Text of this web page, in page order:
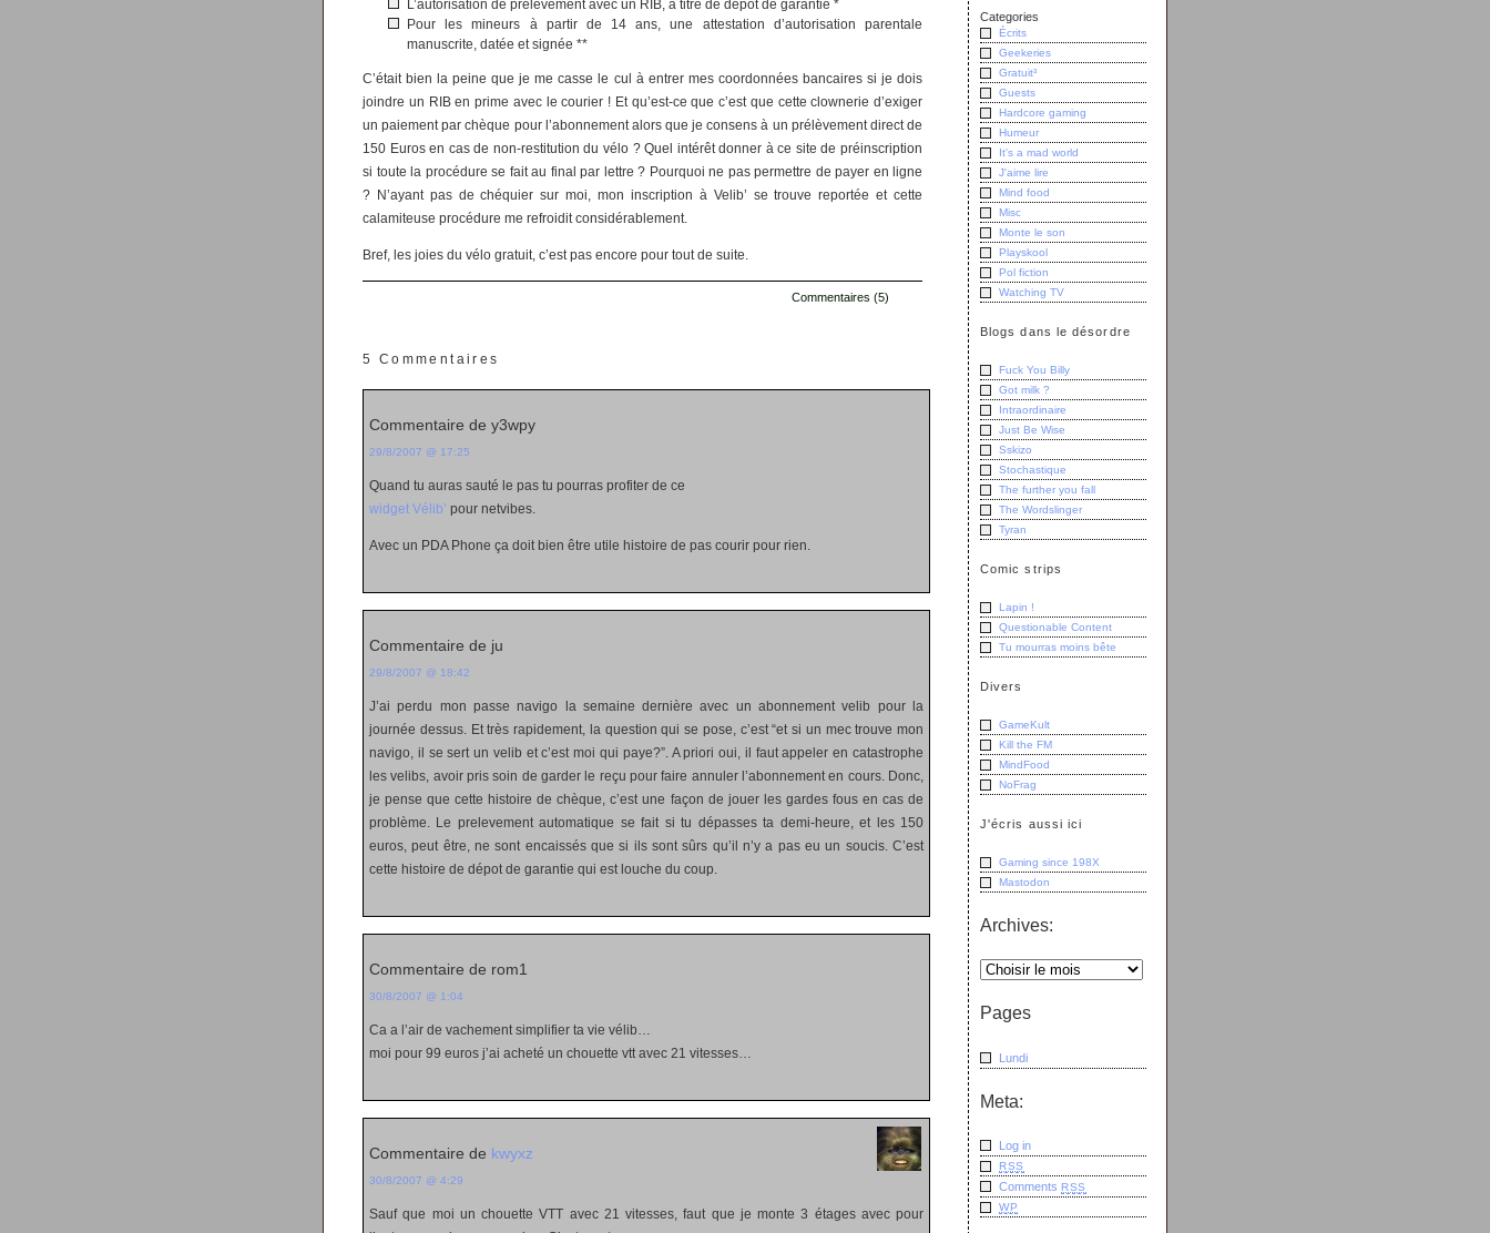
L’autorisation de prélèvement avec un RIB, à titre de dépôt de garantie *
Pour les mineurs à partir de 14 ans, une attestation d’autorisation parentale
manuscrite, datée et signée **
C’était bien la peine que je me casse le cul à entrer mes coordonnées bancaires si je dois
joindre un RIB en prime avec le courier ! Et qu’est-ce que c’est que cette clownerie d’exiger
un paiement par chèque pour l’abonnement alors que je consens à un prélèvement direct de
150 Euros en cas de non-restitution du vélo ? Quel intérêt donner à ce site de préinscription
si toute la procédure se fait au final par lettre ? Pourquoi ne pas permettre de payer en ligne
? N’ayant pas de chéquier sur moi, mon inscription à Velib’ se trouve reportée et cette
calamiteuse procédure me refroidit considérablement.
Bref, les joies du vélo gratuit, c’est pas encore pour tout de suite.
Commentaires (5)
5 Commentaires
Commentaire de y3wpy
29/8/2007 @ 17:25
Quand tu auras sauté le pas tu pourras profiter de ce
widget Vélib’ pour netvibes.
Avec un PDA Phone ça doit bien être utile histoire de pas courir pour rien.
Commentaire de ju
29/8/2007 @ 18:42
J’ai perdu mon passe navigo la semaine dernière avec un abonnement velib pour la
journée dessus. Et très rapidement, la question qui se pose, c’est “et si un mec trouve mon
navigo, il se sert un velib et c’est moi qui paye?”. A priori oui, il faut appeler en catastrophe
les velibs, avoir pris soin de garder le reçu pour faire annuler l’abonnement en cours. Donc,
je pense que cette histoire de chèque, c’est une façon de jouer les gardes fous en cas de
problème. Le prelevement automatique se fait si tu dépasses ta demi-heure, et les 150
euros, peut être, ne sont encaissés que si ils sont sûrs qu’il n’y a pas eu un soucis. C’est
cette histoire de dépot de garantie qui est louche du coup.
Commentaire de rom1
30/8/2007 @ 1:04
Ca a l’air de vachement simplifier ta vie vélib…
moi pour 99 euros j’ai acheté un chouette vtt avec 21 vitesses…
Commentaire de kwyxz
30/8/2007 @ 4:29
Sauf que moi un chouette VTT avec 21 vitesses, faut que je monte 3 étages avec pour
Categories
Écrits
Geekeries
Gratuit³
Guests
Hardcore gaming
Humeur
It's a mad world
J'aime lire
Mind food
Misc
Monte le son
Playskool
Pol fiction
Watching TV
Blogs dans le désordre
Fuck You Billy
Got milk ?
Intraordinaire
Just Be Wise
Sskizo
Stochastique
The further you fall
The Wordslinger
Tyran
Comic strips
Lapin !
Questionable Content
Tu mourras moins bête
Divers
GameKult
Kill the FM
MindFood
NoFrag
J'écris aussi ici
Gaming since 198X
Mastodon
Archives:
Pages
Lundi
Meta:
Log in
RSS
Comments RSS
WP